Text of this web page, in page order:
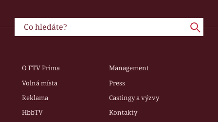
O FTV Prima
Management
Volná místa
Press
Reklama
Castingy a výzvy
HbbTV
Kontakty